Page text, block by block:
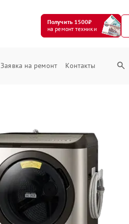
Получить 1500₽
на ремонт техники
Заявка на ремонт Контакты